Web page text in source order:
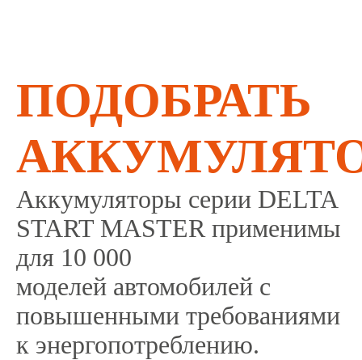
ПОДОБРАТЬ
Аккумуляторы серии DELTA
START MASTER применимы
для 10 000
моделей автомобилей с
повышенными требованиями
к энергопотреблению.